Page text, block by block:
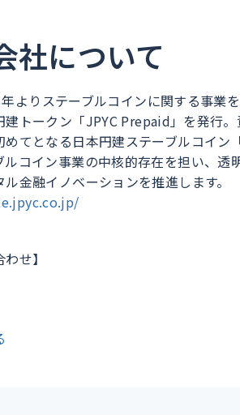
社について
よりステーブルコインに関する事業
トークン「JPYC Prepaid」を発行
てとなる日本円建ステーブルコイン
コイン事業の中核的存在を担い、透
金融イノベーションを推進します。
せ】